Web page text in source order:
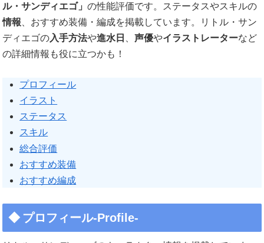
ル・サンディエゴ」 の性能評価です。ステータスやスキルの
情報 、おすすめ装備・編成を掲載しています。リトル・サン
ディエゴの入手方法や進水日 声優やイラストレーターなど
の詳細情報も役に立つかも！
プロフィール
イラスト
ステータス
スキル
総合評価
おすすめ装備
おすすめ編成
プロフィール-Profile-